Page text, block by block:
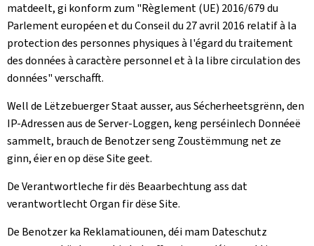
matdeelt, gi konform zum "Règlement (UE) 2016/679 du
Parlement européen et du Conseil du 27 avril 2016 relatif à la
protection des personnes physiques à l'égard du traitement
des données à caractère personnel et à la libre circulation des
données" verschafft.
Well de Lëtzebuerger Staat ausser, aus Sécherheetsgrënn, den
IP-Adressen aus de Server-Loggen, keng perséinlech Donnéeë
sammelt, brauch de Benotzer seng Zoustëmmung net ze
ginn, éier en op dëse Site geet.
De Verantwortleche fir dës Beaarbechtung ass dat
verantwortlecht Organ fir dëse Site.
De Benotzer ka Reklamatiounen, déi mam Dateschutz